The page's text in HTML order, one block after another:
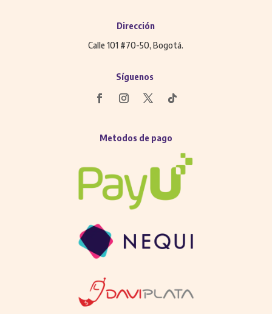
Dirección
Calle 101 #70-50, Bogotá.
Síguenos
Metodos de pago